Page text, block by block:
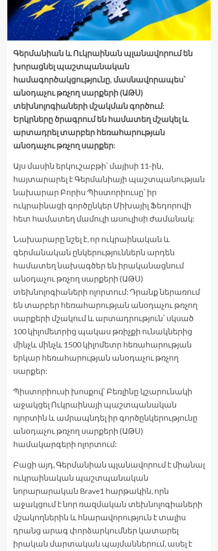
Գերմանիան և Ուկրաինան պլանավորում են
խորացնել պաշտպանական
համագործակցությունը, մասնավորապես՝
անօդաչու թռչող սարքերի (ԱԹՍ)
տեխնոլոգիաների մշակման գործում:
Երկրները ծրագրում են համատեղ մշակել և
արտադրել տարբեր հեռահարության
անօդաչու թռչող սարքեր:
Այս մասին երկուշաբթի՝ մայիսի 11-ին,
հայտարարել է Գերմանիայի պաշտպանության
նախարար Բորիս Պիստորիուսը՝ իր
ուկրաինացի գործընկեր Միխայիլ Ֆեդորովի
հետ համատեղ մամուլի ասուլիսի ժամանակ:
Նախարարը նշել է, որ ուկրաինական և
գերմանական ընկերություններն արդեն
համատեղ նախագծեր են իրականացնում
անօդաչու թռչող սարքերի (ԱԹՍ)
տեխնոլոգիաների ոլորտում: Դրանք ներառում
են տարբեր հեռահարության անօդաչու թռչող
սարքերի մշակում և արտադրություն՝ սկսած
100 կիլոմետրից պակաս թռիչքի ունակներից
մինչև մինչև 1500 կիլոմետր հեռահարության
երկար հեռահարության անօդաչու թռչող
սարքեր:
Պիստորիուսի խոսքով՝ Բեռլինը կշարունակի
աջակցել Ուկրաինայի պաշտպանական
ոլորտին և ամրապնդել իր գործընկերությունը
անօդաչու թռչող սարքերի (ԱԹՍ)
համակարգերի ոլորտում:
Բացի այդ, Գերմանիան պլանավորում է միանալ
ուկրաինական պաշտպանական
նորարարական Brave1 հարթակին, որն
աջակցում է նոր ռազմական տեխնոլոգիաների
մշակողներին և հնարավորություն է տալիս
դրանց արագ փորձարկումներ կատարել
իրական մարտական ​​պայմաններում, ասել է